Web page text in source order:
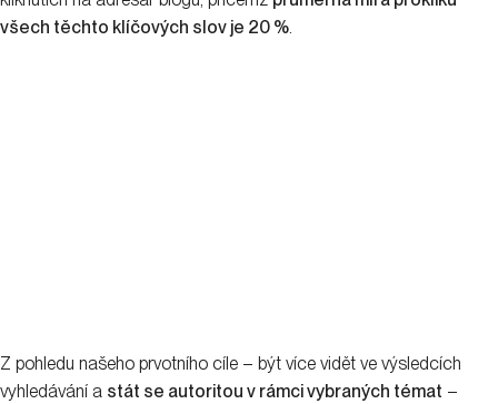
všech těchto klíčových slov je 20 %.
Z pohledu našeho prvotního cíle – být více vidět ve výsledcích
vyhledávání a stát se autoritou v rámci vybraných témat –